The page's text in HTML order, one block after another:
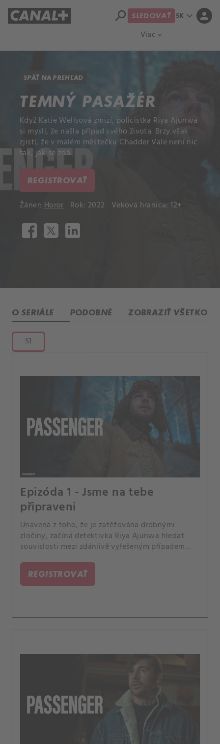
Viac expand_more
search SLEDOVAŤ SK expand_more person
SPÄŤ NA PREHĽAD
TEMNÝ PASAŽÉR
Když Katie Wellsová zmizí, policistka Riya Ajunwa
si myslí, že našla případ svého života. Brzy však
zjistí, že v malém městečku Chadder Vale není nic
tak, jak se zdá.
REGISTROVAŤ
Žáner: Horor Rok: 2022 Veková hranica: 12+
O SERIÁLE PODOBNÉ ZOBRAZIŤ VŠETKO
S1
Epizóda 1 - Jsme na tebe
připraveni
Unavená z toho, že je zatěžována drobnými
zločiny, začíná detektivka Riya Ajunwa hledat
souvislosti mezi zdánlivě vyřešeným případem
a ekologickými aktivisty na místě těžby
břidlicového plynu. Mezitím se v pekárně schyluje
k problémům.
REGISTROVAŤ